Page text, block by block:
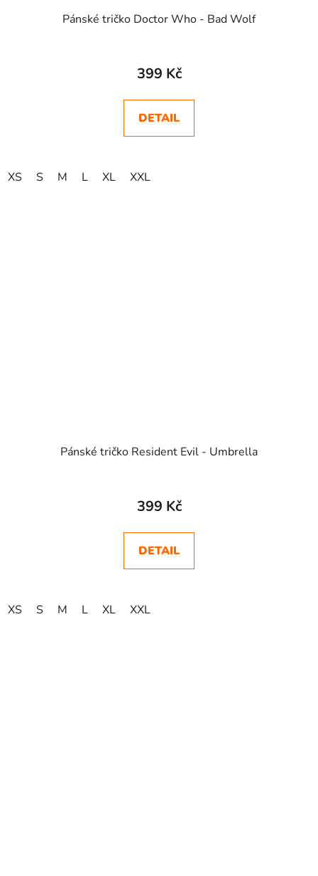
Pánské tričko Doctor Who - Bad Wolf
399 Kč
DETAIL
XS S M L XL XXL
Pánské tričko Resident Evil - Umbrella
hodnocení
je
5,0
399 Kč
DETAIL
XS S M L XL XXL